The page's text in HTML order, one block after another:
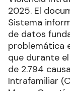
2025. El
Sistema
de datos
problemática
que durante
de 2.794
Intrafamiliar